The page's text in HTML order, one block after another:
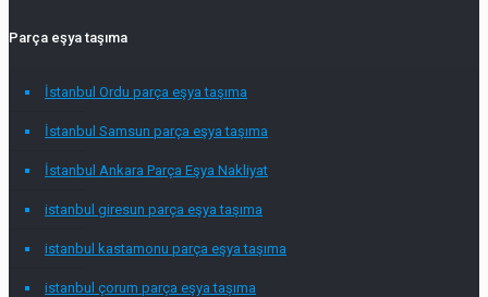
Parça eşya taşıma
İstanbul Ordu parça eşya taşıma
İstanbul Samsun parça eşya taşıma
İstanbul Ankara Parça Eşya Nakliyat
istanbul giresun parça eşya taşıma
istanbul kastamonu parça eşya taşıma
istanbul çorum parça eşya taşıma